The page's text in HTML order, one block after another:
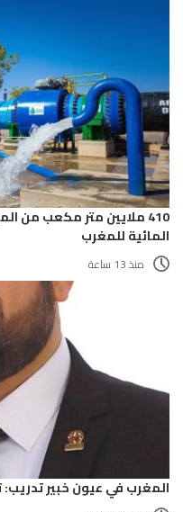
المائية للمغرب
منذ 13 ساعة
المغرب في عيون خبير